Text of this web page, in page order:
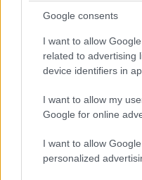
Google consents
I want to allow
related to advertising
device identifiers in
I want to allow my
Google for online
I want to allow
personalized
«Έτερος Εγώ»: Όσα
μυστηρίου